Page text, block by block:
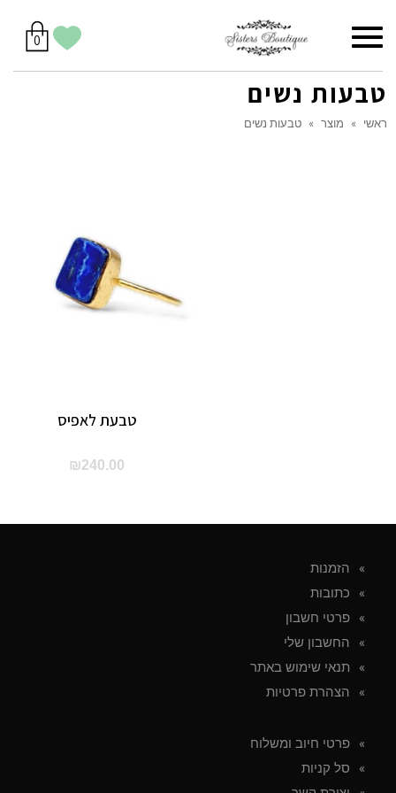
יש
לך
0מוצרים
בסל
הווישליסט
תפריט
טבעות נשים
ראשי » מוצר » טבעות נשים
טבעת לאפיס
₪240.00
הזמנות
כתובות
פרטי חשבון
החשבון שלי
תנאי שימוש באתר
הצהרת פרטיות
פרטי חיוב ומשלוח
סל קניות